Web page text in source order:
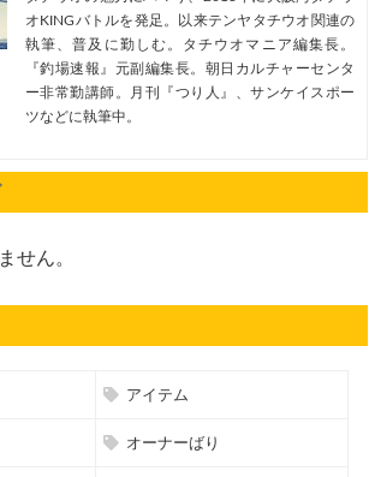
オKINGバトルを発足。以来テンヤタチウオ関連の
執筆、普及に勤しむ。タチウオマニア編集長。
『釣場速報』元副編集長。朝日カルチャーセンタ
ー非常勤講師。月刊『つり人』、サンケイスポー
ツなどに執筆中。
せん。
アイテム
オーナーばり